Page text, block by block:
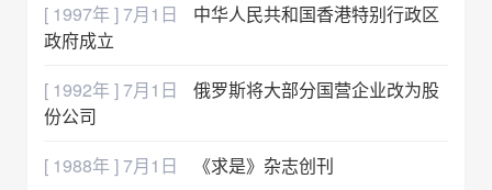
[ 1997年 ] 7月1日
中华人民共和国香港特别行政区
政府成立
[ 1992年 ] 7月1日
俄罗斯将大部分国营企业改为股
份公司
[ 1988年 ] 7月1日
《求是》杂志创刊